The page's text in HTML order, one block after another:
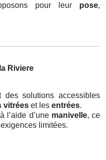
pour leur pose,
Riviere
des solutions accessibles
vitrées et les entrées.
l’aide d’une manivelle, ce
limitées.